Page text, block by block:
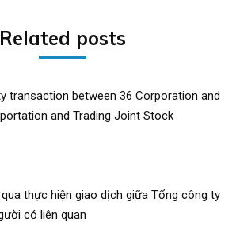
Related posts
transaction between 36 Corporation and
and Trading Joint Stock
thực hiện giao dịch giữa Tổng công ty
có liên quan